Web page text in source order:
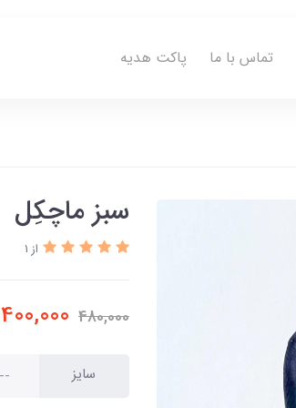
تماس با ما پاکت هدیه
سبز ماچکِل
از 1
480,000
400,000
سایز